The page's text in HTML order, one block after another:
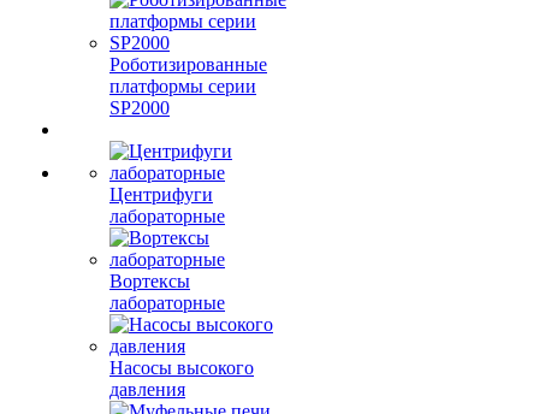
Роботизированные
платформы серии
SP2000
Центрифуги
лабораторные
Вортексы
лабораторные
Насосы высокого
давления